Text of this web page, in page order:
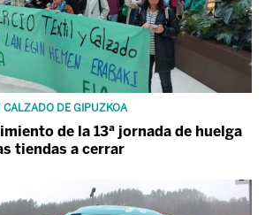
CALZADO DE GIPUZKOA
de la 13ª jornada de huelga
tiendas a cerrar